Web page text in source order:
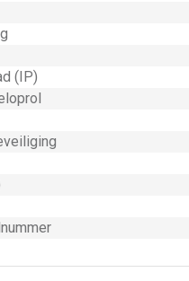
(IP)